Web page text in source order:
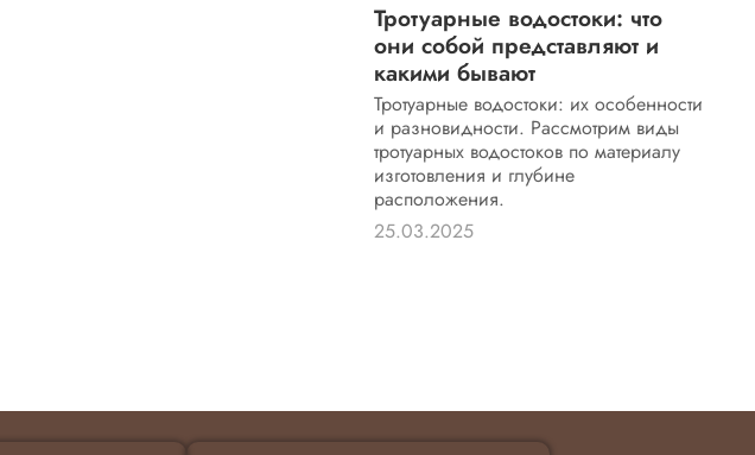
Тротуарные водостоки: что
они собой представляют и
какими бывают
Тротуарные водостоки: их особенности
и разновидности. Рассмотрим виды
тротуарных водостоков по материалу
изготовления и глубине
расположения.
25.03.2025